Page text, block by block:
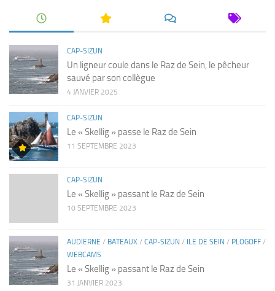
CAP-SIZUN
Un ligneur coule dans le Raz de Sein, le pêcheur
sauvé par son collègue
4 JANVIER 2025
CAP-SIZUN
Le « Skellig » passe le Raz de Sein
11 SEPTEMBRE 2023
CAP-SIZUN
Le « Skellig » passant le Raz de Sein
10 SEPTEMBRE 2023
AUDIERNE / BATEAUX / CAP-SIZUN / ILE DE SEIN / PLOGOFF /
WEBCAMS
Le « Skellig » passant le Raz de Sein
31 JANVIER 2023